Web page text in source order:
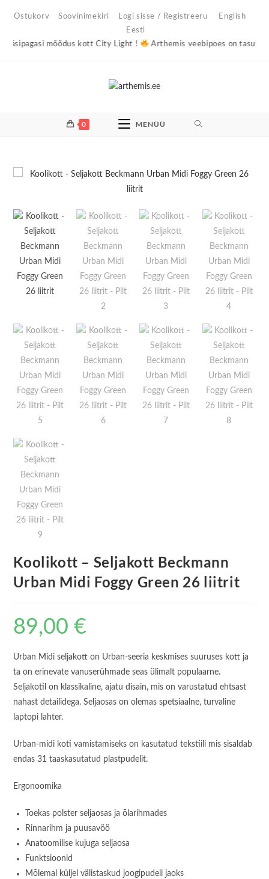
Ostukorv Soovinimekiri Logi sisse / Registreeru
English
Eesti
mõõdus kott City Light !
Arthemis veebipoes on tasuta
0 MENÜÜ
Koolikott – Seljakott Beckmann
Urban Midi Foggy Green 26 liitrit
89,00€
Urban Midi seljakott on Urban-seeria keskmises suuruses kott ja
ta on erinevate vanuserühmade seas ülimalt populaarne.
Seljakotil on klassikaline, ajatu disain, mis on varustatud ehtsast
nahast detailidega. Seljaosas on olemas spetsiaalne, turvaline
laptopi lahter.
Urban-midi koti vamistamiseks on kasutatud tekstiili mis sisaldab
endas 31 taaskasutatud plastpudelit.
Ergonoomika
Toekas polster seljaosas ja õlarihmades
Rinnarihm ja puusavöö
Anatoomilise kujuga seljaosa
Funktsioonid
Mõlemal küljel välistaskud joogipudeli jaoks